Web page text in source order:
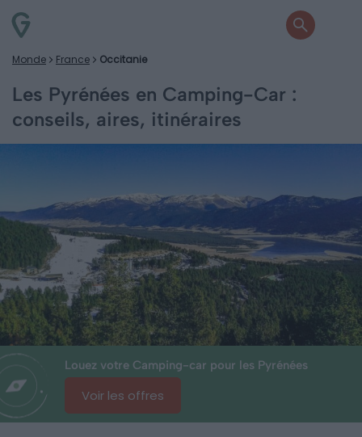
Monde France Occitanie
Les Pyrénées en Camping-Car :
conseils, aires, itinéraires
Louez votre Camping-car pour les Pyrénées
Voir les offres